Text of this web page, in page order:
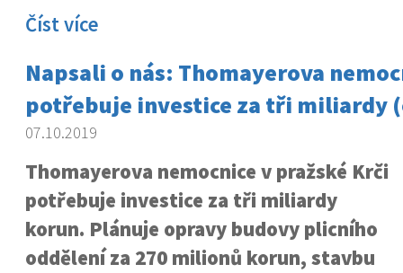
Číst více
Napsali o nás: Thomayerova
potřebuje investice za tři miliardy
07.10.2019
Thomayerova nemocnice v pražské Krči
potřebuje investice za tři miliardy
korun. Plánuje opravy budovy plicního
oddělení za 270 milionů korun, stavbu